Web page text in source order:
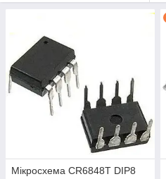
Мікросхема CR6848T DIP8